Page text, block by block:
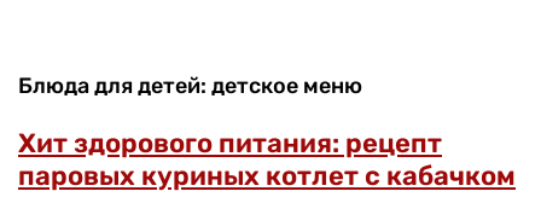
Блюда для детей: детское меню
Хит здорового питания: рецепт
паровых куриных котлет с кабачком